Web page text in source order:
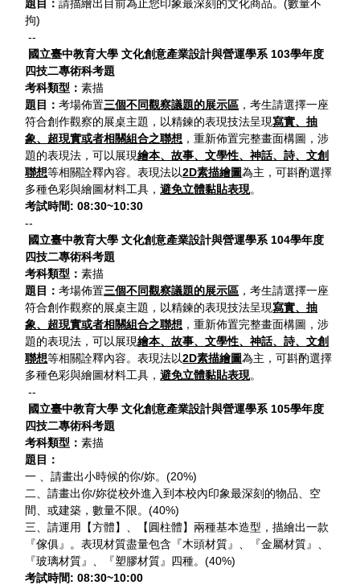
題目：請描繪出目前為止您印象最深刻的文化商品。(數量不
拘)
--
國立臺中教育大學 文化創意產業設計與營運學系 103學年度
四技二專術科考題
考科類型：素描
題目：考場佈置三個不同觀察議題的展示區 ，考生請選擇一座
符合創作觀察的展桌主題，以精鍊的表現技法呈現寫實、抽
象、超現實或者相關組合之聯想 ，重新佈置完整畫面構圖，涉
題的表現法，可以展現繪本、故事、文學性、神話、詩、文創
聯想等相關詮釋內容。表現法以2D素描繪圖為主，可斟酌選擇
多種色彩與繪圖材料工具，避免立體黏貼表現。
考試時間: 08:30~10:30
--
國立臺中教育大學 文化創意產業設計與營運學系 104學年度
四技二專術科考題
考科類型：素描
題目：考場佈置三個不同觀察議題的展示區 ，考生請選擇一座
符合創作觀察的展桌主題，以精鍊的表現技法呈現寫實、抽
象、超現實或者相關組合之聯想 ，重新佈置完整畫面構圖，涉
題的表現法，可以展現繪本、故事、文學性、神話、詩、文創
聯想等相關詮釋內容。表現法以2D素描繪圖為主，可斟酌選擇
多種色彩與繪圖材料工具，避免立體黏貼表現。
--
國立臺中教育大學 文化創意產業設計與營運學系 105學年度
四技二專術科考題
考科類型：素描
題目：
一 、請畫出小時候的你/妳。(20%)
二、請畫出你/妳從校外進入到本校內印象最深刻的物品、空
間、或建築，數量不限。(40%)
三、請運用【方體】、【圓柱體】兩種基本造型，描繪出一款
『傢俱』。表現材質盡量包含『木頭材質』、『金屬材質』、
『玻璃材質』、『塑膠材質』四種。(40%)
考試時間: 08:30~10:00